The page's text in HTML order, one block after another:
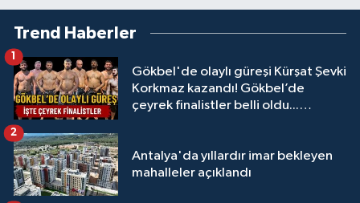
Trend Haberler
Gökbel'de olaylı güreşi Kürşat Şevki
Korkmaz kazandı! Gökbel’de
çeyrek finalistler belli oldu...
1
Antalya'da yıllardır imar bekleyen
mahalleler açıklandı
2